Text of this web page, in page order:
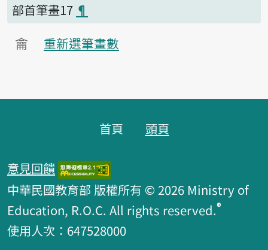
部首筆畫17 ¶
龠 重新選筆畫數
首頁 頭頁
意見回饋
中華民國教育部 版權所有 © 2026 Ministry of
Education, R.O.C. All rights reserved.®
使用人次：647528000